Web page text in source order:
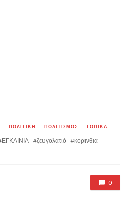
ΠΟΛΙΤΙΚΗ ΠΟΛΙΤΙΣΜΟΣ ΤΟΠΙΚΑ
ΕΓΚΑΙΝΙΑ ζευγολατιό
κορινθια
0